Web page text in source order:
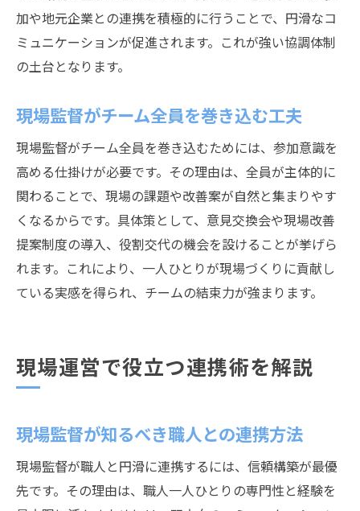
加や地元企業との連携を積極的に行うことで、円滑なコ
ミュニケーションが促進されます。これが強い協調体制
の土台となります。
現場監督がチーム全員を巻き込む工夫
現場監督がチーム全員を巻き込むためには、参加意識を
高める仕掛けが必要です。その理由は、全員が主体的に
関わることで、現場の課題や改善案が自然と集まりやす
くなるからです。具体策として、意見交換会や現場改善
提案制度の導入、役割交代の機会を設けることが挙げら
れます。これにより、一人ひとりが現場づくりに貢献し
ている実感を得られ、チームの結束力が強まります。
現場運営で役立つ連携術を解説
現場監督が知るべき職人との連携方法
現場監督が職人と円滑に連携するには、信頼構築が最優
先です。その理由は、職人一人ひとりの専門性と経験を